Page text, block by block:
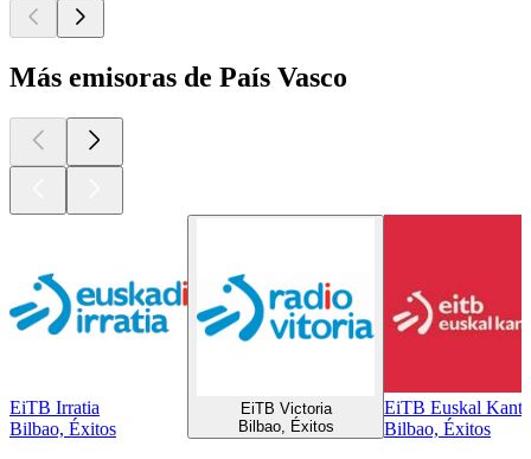
Más emisoras de País Vasco
EiTB Irratia
Bilbao, Éxitos
EiTB Victoria
Bilbao, Éxitos
EiTB Euskal
Bilbao, Éxitos